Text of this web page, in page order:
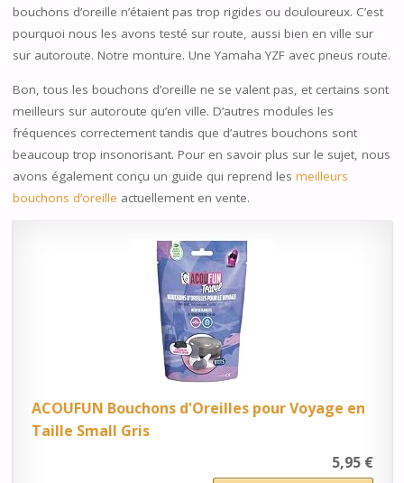
bouchons d’oreille n’étaient pas trop rigides ou douloureux. C’est
pourquoi nous les avons testé sur route, aussi bien en ville sur
sur autoroute. Notre monture. Une Yamaha YZF avec pneus route.
Bon, tous les bouchons d’oreille ne se valent pas, et certains sont
meilleurs sur autoroute qu’en ville. D’autres modules les
fréquences correctement tandis que d’autres bouchons sont
beaucoup trop insonorisant. Pour en savoir plus sur le sujet, nous
avons également conçu un guide qui reprend les meilleurs
bouchons d’oreille actuellement en vente.
ACOUFUN Bouchons d'Oreilles pour Voyage en
Taille Small Gris
5,95 €